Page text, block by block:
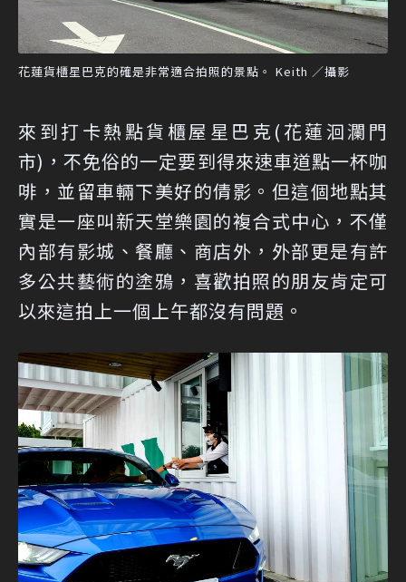
花蓮貨櫃星巴克的確是非常適合拍照的景點。 Keith ／攝影
來到打卡熱點貨櫃屋星巴克(花蓮洄瀾門
市)，不免俗的一定要到得來速車道點一杯咖
啡，並留車輛下美好的倩影。但這個地點其
實是一座叫新天堂樂園的複合式中心，不僅
內部有影城、餐廳、商店外，外部更是有許
多公共藝術的塗鴉，喜歡拍照的朋友肯定可
以來這拍上一個上午都沒有問題。